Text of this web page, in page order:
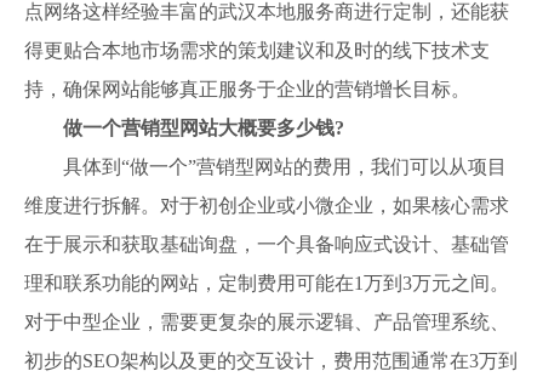
点网络这样经验丰富的武汉本地服务商进行定制，还能获
得更贴合本地市场需求的策划建议和及时的线下技术支
持，确保网站能够真正服务于企业的营销增长目标。
做一个营销型网站大概要多少钱?
具体到“做一个”营销型网站的费用，我们可以从项目
维度进行拆解。对于初创企业或小微企业，如果核心需求
在于展示和获取基础询盘，一个具备响应式设计、基础管
理和联系功能的网站，定制费用可能在1万到3万元之间。
对于中型企业，需要更复杂的展示逻辑、产品管理系统、
初步的SEO架构以及更的交互设计，费用范围通常在3万到